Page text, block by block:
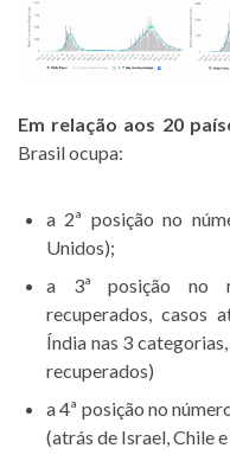
Em relação aos 20
Brasil ocupa:
a 2ª posição no
Unidos);
a 3ª posição no
recuperados, casos
Índia nas 3
recuperados)
a 4ª posição no
(atrás de Israel, Chile